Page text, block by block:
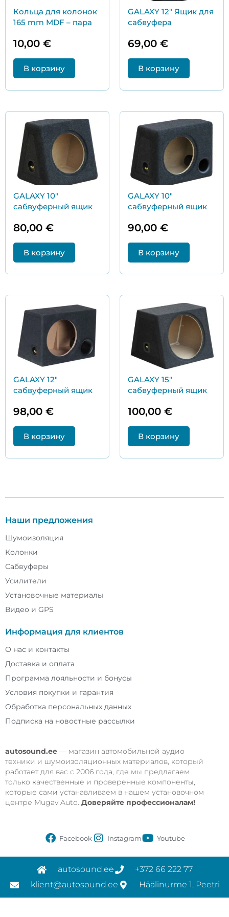
Кольца для колонок
165 mm MDF – пара
10,00 €
В корзину
GALAXY 12″ Ящик для
сабвуфера
69,00 €
В корзину
GALAXY 10″
сабвуферный ящик
80,00 €
В корзину
GALAXY 10″
сабвуферный ящик
90,00 €
В корзину
GALAXY 12″
сабвуферный ящик
98,00 €
В корзину
GALAXY 15″
сабвуферный ящик
100,00 €
В корзину
Наши предложения
Шумоизоляция
Колонки
Сабвуферы
Усилители
Установочные материалы
Видео и GPS
Информация для клиентов
О нас и контакты
Доставка и оплата
Программа лояльности и бонусы
Условия покупки и гарантия
Обработка персональных данных
Подписка на новостные рассылки
autosound.ee — магазин автомобильной аудио
техники и шумоизоляционных материалов, который
работает для вас с 2006 года, где мы предлагаем
только качественные и проверенные компоненты,
которые сами устанавливаем в нашем установочном
центре Mugav Auto. Доверяйте профессионалам!
Facebook Instagram Youtube
autosound.ee
+372 66 222 77
klient@autosound.ee
Häälinurme 1, Peetri